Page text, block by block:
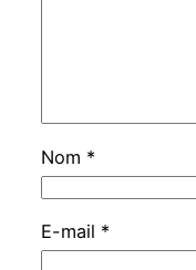
Nom *
E-mail *